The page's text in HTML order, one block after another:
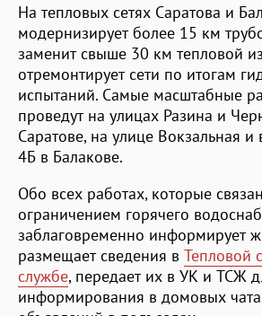
На тепловых сетях Саратова и
модернизирует более 15 км
заменит свыше 30 км тепловой
отремонтирует сети по итогам
испытаний. Самые масштабные
проведут на улицах Разина и
Саратове, на улице Вокзальная
4Б в Балакове.
Обо всех работах, которые
ограничением горячего
заблаговременно информирует
размещает сведения в Тепловой
службе, передает их в УК и ТСЖ
информирования в домовых